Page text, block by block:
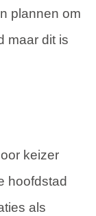
plannen om
maar dit is
keizer
hoofdstad
als